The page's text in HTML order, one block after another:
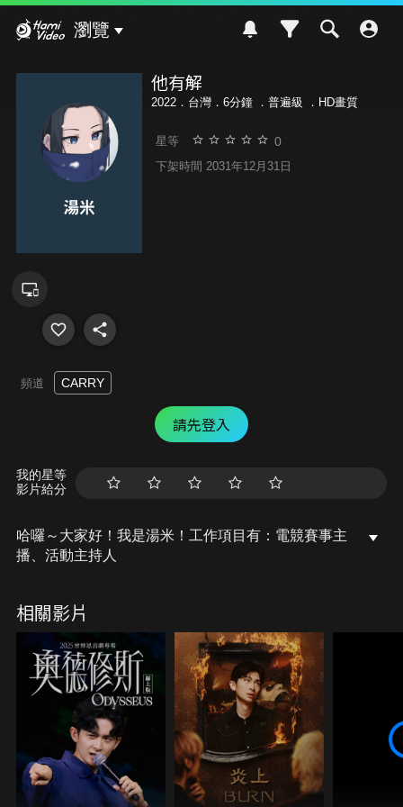
瀏覽
他有解
2022．台灣．6分鐘 ． 普遍級 ．HD畫質
星等 0
下架時間 2031年12月31日
頻道 CARRY
請先登入
我的星等
影片給分
哈囉～大家好！我是湯米！工作項目有：電競賽事主
播、活動主持人
相關影片